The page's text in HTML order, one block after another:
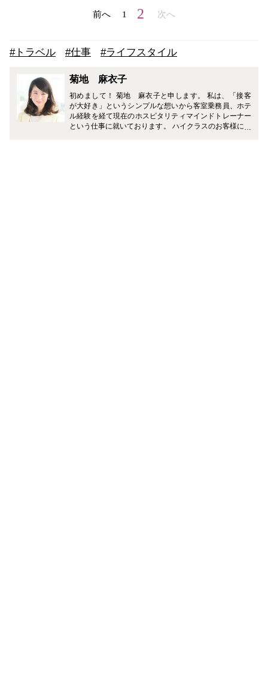
前へ 1 2 次へ
#トラベル #仕事 #ライフスタイル
菊地 麻衣子
初めまして！ 菊地 麻衣子と申します。 私は、「接客
が大好き」というシンプルな想いから客室乗務員、ホテ
ル経験を経て現在のホスピタリティマインドトレーナー
という仕事に就いております。 ハイクラスのお客様に沢